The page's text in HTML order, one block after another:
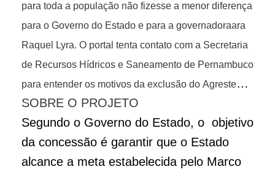
Compesa.Os encontros já aconteceram em Recife,
Caruaru, Salgueiro, Serra Talhada e vai seguir para
Petrolina.
para toda a população não fizesse a menor diferença
para o Governo do Estado e para a governadora
Raquel Lyra. O portal tenta contato com a Secretaria
de Recursos Hídricos e Saneamento de Pernambuco
para entender os motivos da exclusão do Agreste
Meridional desse assunto.
SOBRE O PROJETO
Segundo o Governo do Estado, o objetivo
da concessão é garantir que o Estado
alcance a meta estabelecida pelo Marco